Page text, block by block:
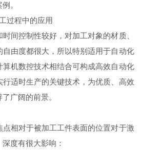
。
过程中的应用
间控制性较好，对加工对象的材质、
由度都很大，所以特别适用于自动化
机数控技术相结合可构成高效自动化
适时生产的关键技术，为优质、高效
广阔的前景。
相对于被加工工件表面的位置对于激
度有很大影响：